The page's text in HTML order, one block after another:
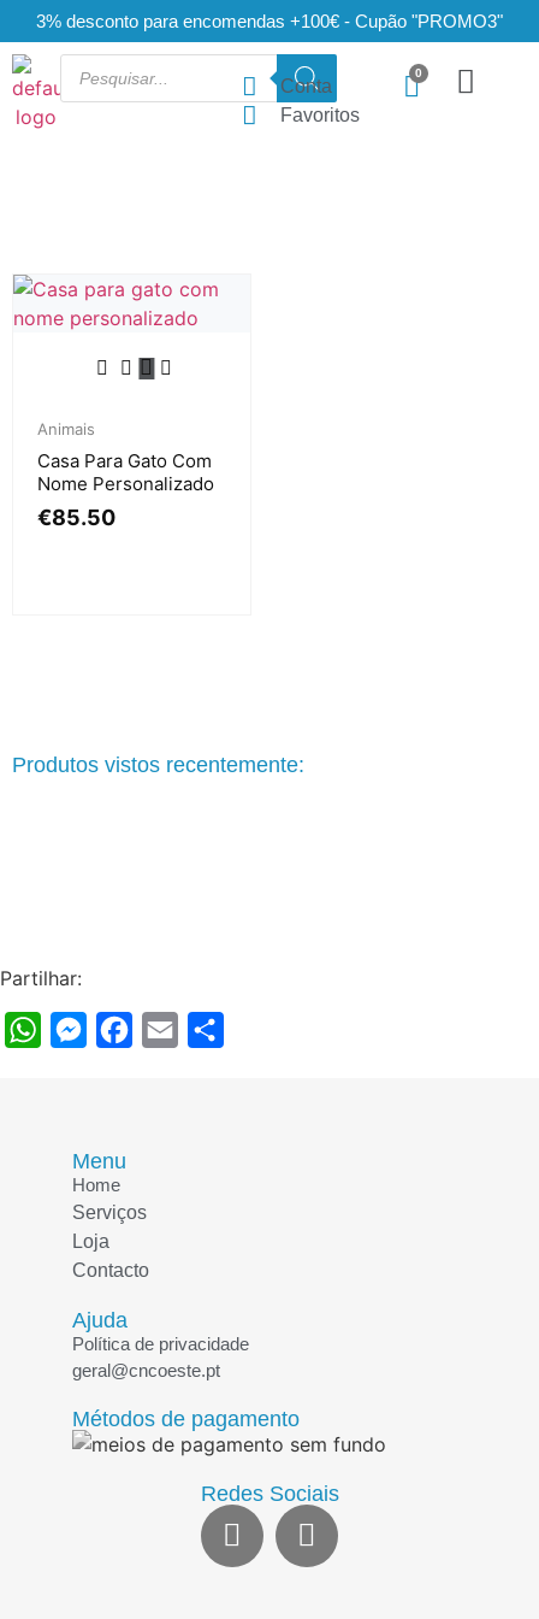
3% desconto para encomendas +100€ - Cupão "PROMO3"
Conta
Favoritos
Animais
Casa Para Gato Com
Nome Personalizado
€85.50
Produtos vistos recentemente:
Partilhar:
WhatsAppMessengerFacebook
Email
Menu
Home
Serviços
Loja
Contacto
Ajuda
Política de privacidade
geral@cncoeste.pt
Métodos de pagamento
Redes Sociais